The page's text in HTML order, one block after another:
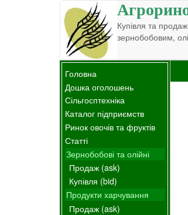
Купівля та
зернобобовим,
Головна
Дошка оголошень
Сільгосптехніка
Каталог підприємств
Ринок овочів та фруктів
Статті
Зернобобові та олійні
Продаж (ask)
Купівля (bid)
Продукти харчування
Продаж (ask)